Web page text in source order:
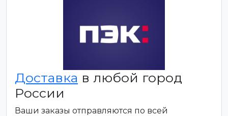
Доставка в любой город
России
Ваши заказы отправляются по всей